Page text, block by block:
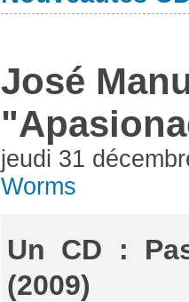
José
jeudi 31
Worms
Un CD :
(2009)